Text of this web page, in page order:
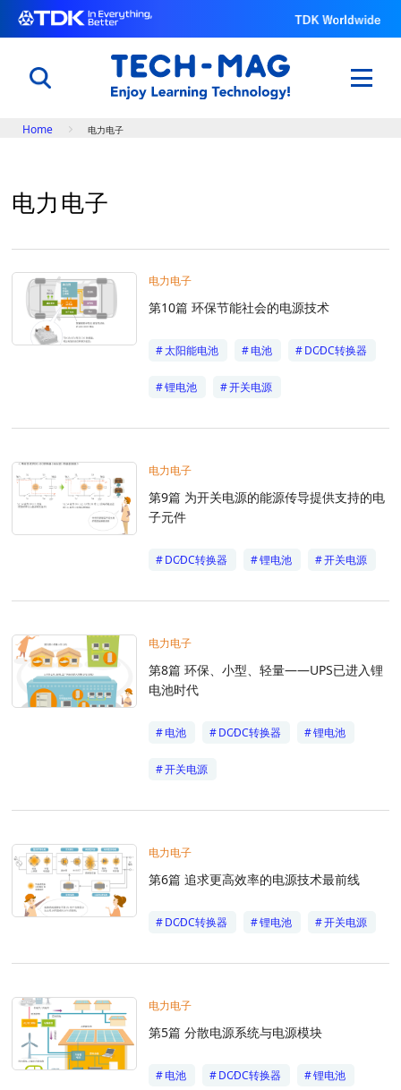
用科学改变体育与自然
世界田径锦标赛@TDK
了解TDK的技术
Breadcrumb
Home 电力电子
电力电子
电力电子
第10篇 环保节能社会的电源技术
太阳能电池 电池 DC∕DC转换器
锂电池 开关电源
电力电子
第9篇 为开关电源的能源传导提供支持的电
子元件
DC∕DC转换器 锂电池 开关电源
电力电子
第8篇 环保、小型、轻量——UPS已进入锂
电池时代
电池 DC∕DC转换器 锂电池
开关电源
电力电子
第6篇 追求更高效率的电源技术最前线
DC∕DC转换器 锂电池 开关电源
电力电子
第5篇 分散电源系统与电源模块
电池 DC∕DC转换器 锂电池